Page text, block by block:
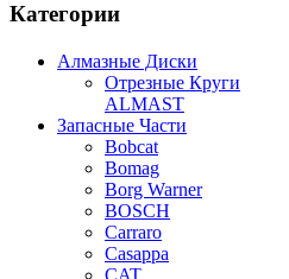
Категории
Алмазные Диски
Отрезные Круги
ALMAST
Запасные Части
Bobcat
Bomag
Borg Warner
BOSCH
Carraro
Casappa